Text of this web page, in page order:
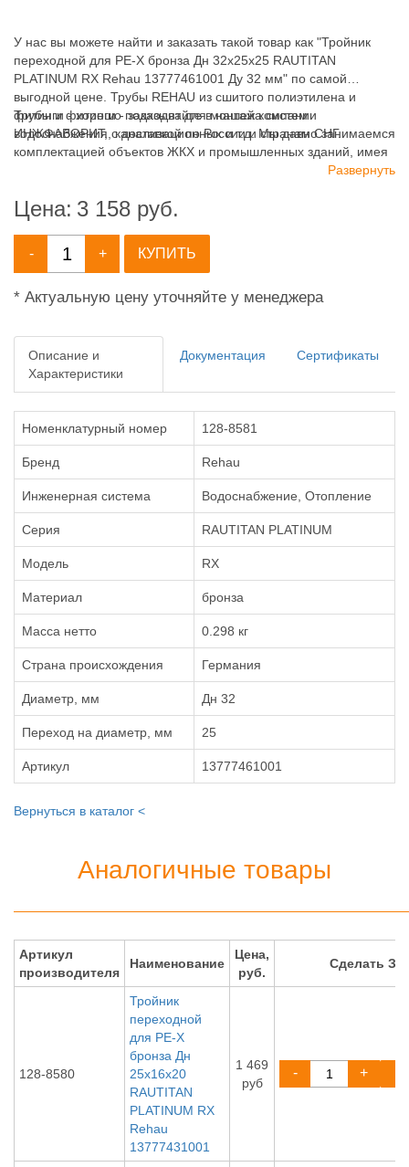
У нас вы можете найти и заказать такой товар как "Тройник
переходной для PE-X бронза Дн 32х25х25 RAUTITAN
PLATINUM RX Rehau 13777461001 Ду 32 мм" по самой
выгодной цене. Трубы REHAU из сшитого полиэтилена и
фитинги - хорошо подходят для монтажа систем
водоснабжения, канализационных и т.д. Мы давно занимаемся
комплектацией объектов ЖКХ и промышленных зданий, имея
широкий ассортимент продукции для систем: отопления,
Трубы и фитинги - заказывайте в нашей компании
ИНЖФАВОРИТ, с доставкой по России и странам СНГ.
Развернуть
Цена: 3 158 руб.
- + КУПИТЬ
* Актуальную цену уточняйте у менеджера
Описание и
Характеристики
Документация Сертификаты
Номенклатурный номер 128-8581
Бренд Rehau
Инженерная система Водоснабжение, Отопление
Серия RAUTITAN PLATINUM
Модель RX
Материал бронза
Масса нетто 0.298 кг
Страна происхождения Германия
Диаметр, мм Дн 32
Переход на диаметр, мм 25
Артикул 13777461001
Вернуться в каталог <
Аналогичные товары
Артикул
производителя
Наименование
Цена,
руб.
Сделать
128-8580
Тройник
переходной
для PE-X
бронза Дн
25х16х20
RAUTITAN
PLATINUM RX
Rehau
13777431001
1 469
руб
- +